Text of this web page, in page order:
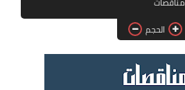
فرص عمل في العراق
فرص عمل في اليمن
فرص عمل في السودان
الحجم